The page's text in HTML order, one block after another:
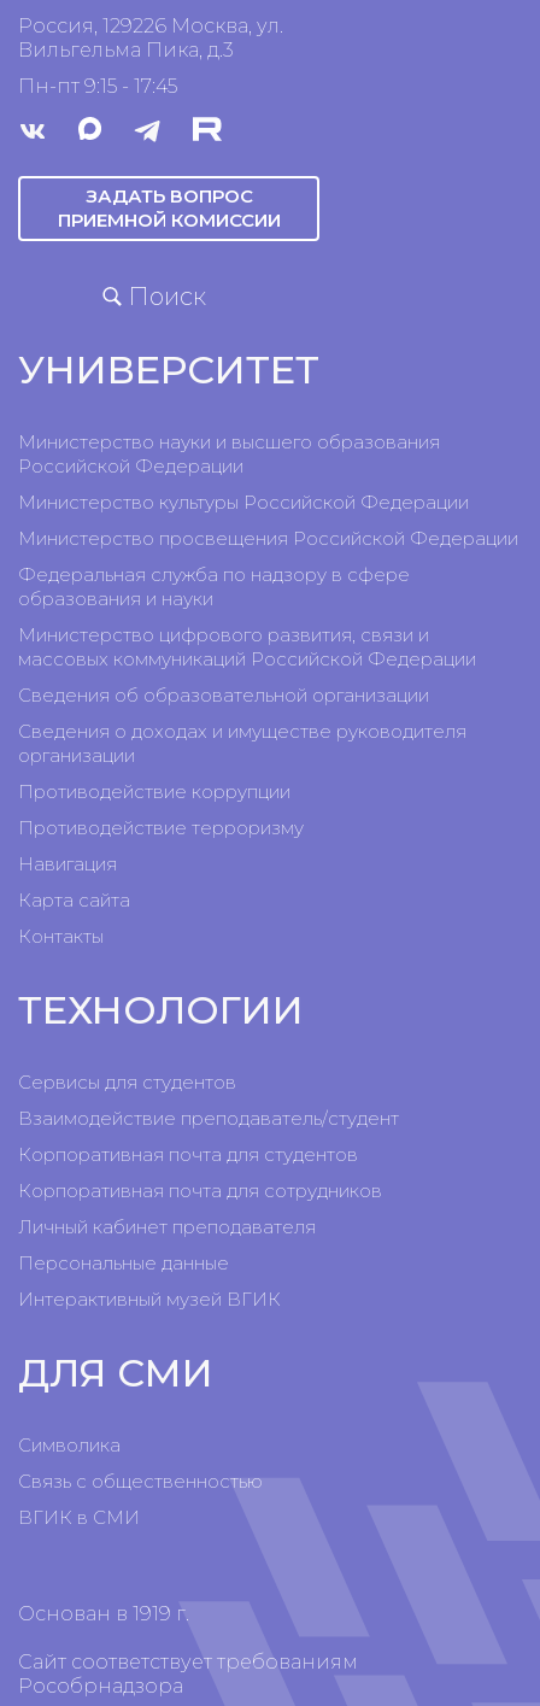
Россия, 129226 Москва, ул.
Вильгельма Пика, д.3
Пн-пт 9:15 - 17:45
ЗАДАТЬ ВОПРОС
ПРИЕМНОЙ КОМИССИИ
Поиск
УНИВЕРСИТЕТ
Министерство науки и высшего образования
Российской Федерации
Министерство культуры Российской Федерации
Министерство просвещения Российской Федерации
Федеральная служба по надзору в сфере
образования и науки
Министерство цифрового развития, связи и
массовых коммуникаций Российской Федерации
Сведения об образовательной организации
Сведения о доходах и имуществе руководителя
организации
Противодействие коррупции
Противодействие терроризму
Навигация
Карта сайта
Контакты
ТЕХНОЛОГИИ
Сервисы для студентов
Взаимодействие преподаватель/студент
Корпоративная почта для студентов
Корпоративная почта для сотрудников
Личный кабинет преподавателя
Персональные данные
Интерактивный музей ВГИК
ДЛЯ СМИ
Символика
Связь с общественностью
ВГИК в СМИ
Основан в 1919 г.
Сайт соответствует требованиям
Рособрнадзора